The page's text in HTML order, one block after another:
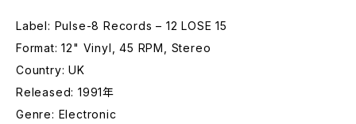
Label: Pulse-8 Records – 12 LOSE 15
Format: 12" Vinyl, 45 RPM, Stereo
Country: UK
Released: 1991年
Genre: Electronic